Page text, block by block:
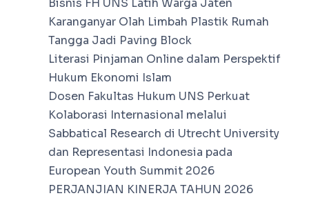
Bisnis FH UNS Latih Warga Jaten
Karanganyar Olah Limbah Plastik Rumah
Tangga Jadi Paving Block
Literasi Pinjaman Online dalam Perspektif
Hukum Ekonomi Islam
Dosen Fakultas Hukum UNS Perkuat
Kolaborasi Internasional melalui
Sabbatical Research di Utrecht University
dan Representasi Indonesia pada
European Youth Summit 2026
PERJANJIAN KINERJA TAHUN 2026